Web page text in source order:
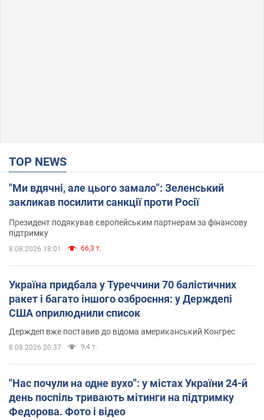
TOP NEWS
"Ми вдячні, але цього замало": Зеленський
закликав посилити санкції проти Росії
Президент подякував європейським партнерам за фінансову
підтримку
8.08.2026 18:01 66,3 т.
Україна придбала у Туреччини 70 балістичних
ракет і багато іншого озброєння: у Держдепі
США оприлюднили список
Держдеп вже поставив до відома американський Конгрес
8.08.2026 20:37 9,4 т.
"Нас почули на одне вухо": у містах України 24-й
день поспіль тривають мітинги на підтримку
Федорова. Фото і відео